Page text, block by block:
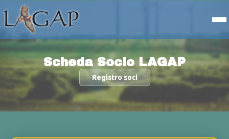
Scheda Socio LAGAP
Registro soci